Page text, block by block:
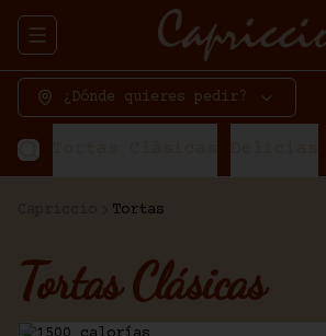
Abrir menu de navegación
¿Dónde quieres pedir?
Tortas
Tortas Clásicas